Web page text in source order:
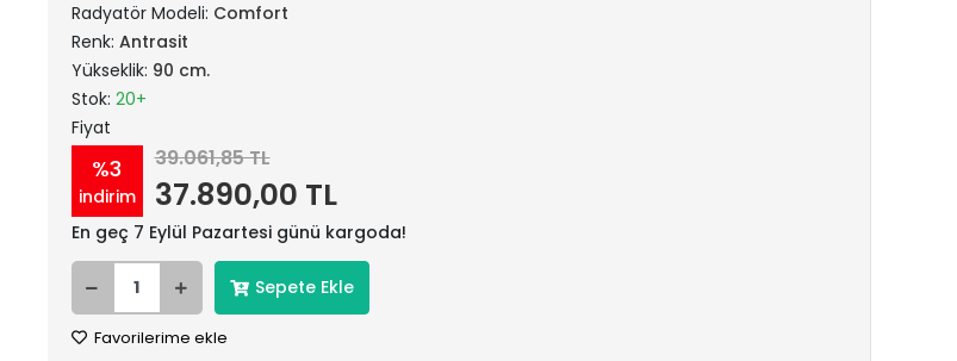
Radyatör Modeli: Comfort
Renk: Antrasit
Yükseklik: 90 cm.
Stok: 20+
Fiyat
%3
indirim
39.061,85 TL
37.890,00 TL
En geç 7 Eylül Pazartesi günü kargoda!
Sepete Ekle
Favorilerime ekle